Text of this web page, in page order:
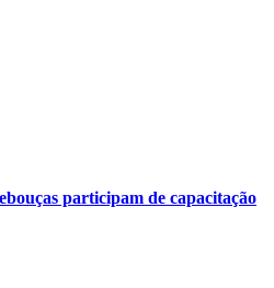
participam de capacitação